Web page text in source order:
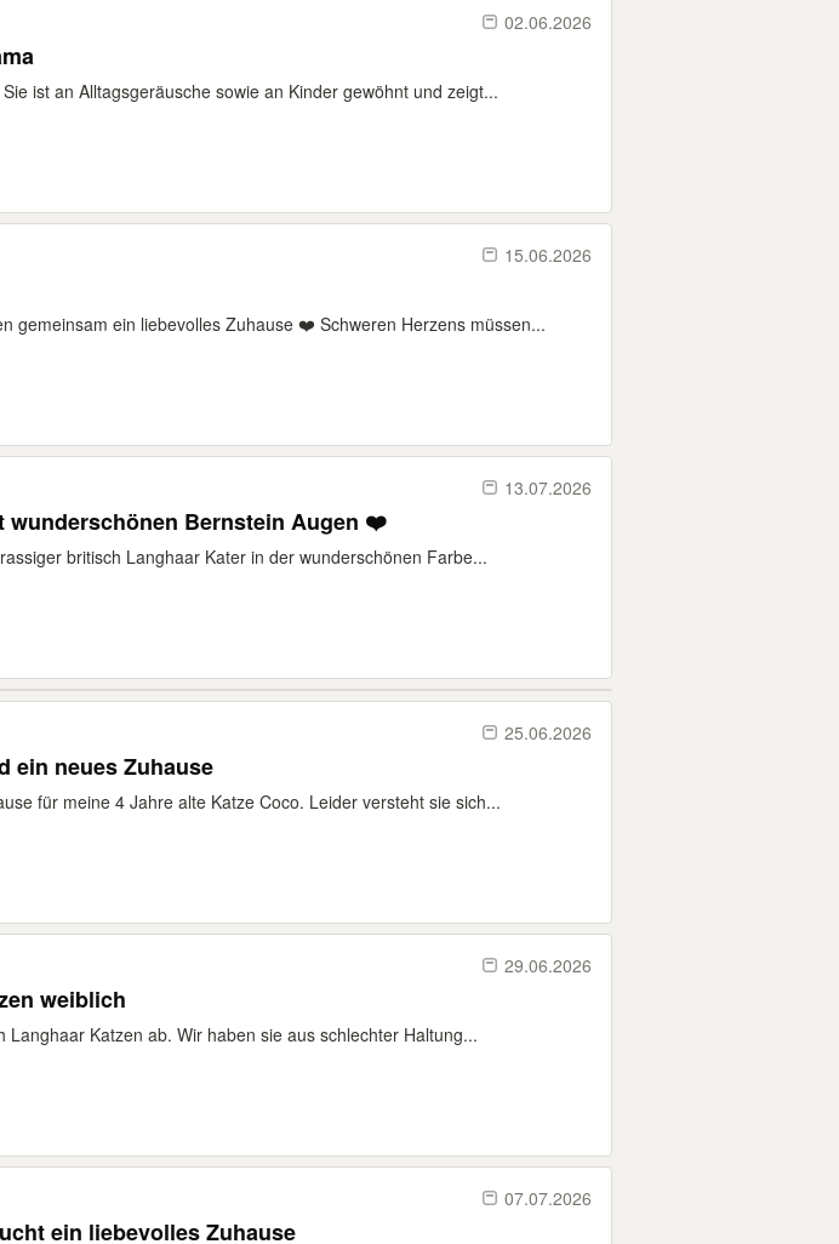
02.06.2026
ist an Alltagsgeräusche sowie an Kinder gewöhnt und zeigt...
15.06.2026
gemeinsam ein liebevolles Zuhause ❤️ Schweren Herzens müssen...
13.07.2026
wunderschönen Bernstein Augen ❤️
britisch Langhaar Kater in der wunderschönen Farbe...
25.06.2026
ein neues Zuhause
für meine 4 Jahre alte Katze Coco. Leider versteht sie sich...
29.06.2026
weiblich
Katzen ab. Wir haben sie aus schlechter Haltung...
07.07.2026
ein liebevolles Zuhause